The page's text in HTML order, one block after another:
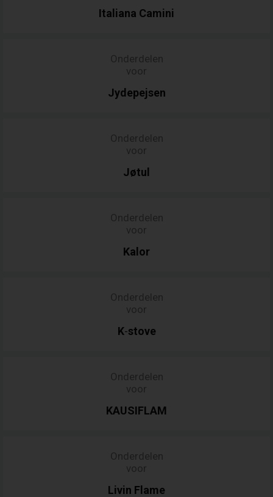
Italiana Camini
Onderdelen
voor
Jydepejsen
Onderdelen
voor
Jøtul
Onderdelen
voor
Kalor
Onderdelen
voor
K-stove
Onderdelen
voor
KAUSIFLAM
Onderdelen
voor
Livin Flame